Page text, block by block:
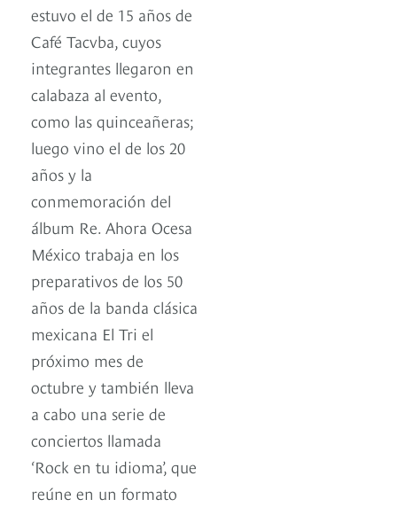
estuvo el de 15 años de
Café Tacvba, cuyos
integrantes llegaron en
calabaza al evento,
como las quinceañeras;
luego vino el de los 20
años y la
conmemoración del
álbum Re. Ahora Ocesa
México trabaja en los
preparativos de los 50
años de la banda clásica
mexicana El Tri el
próximo mes de
octubre y también lleva
a cabo una serie de
conciertos llamada
‘Rock en tu idioma’, que
reúne en un formato